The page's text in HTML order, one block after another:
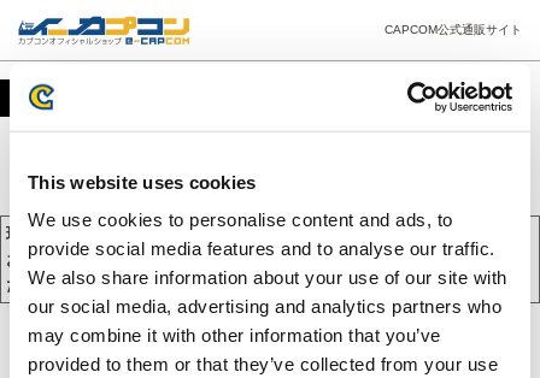
This website uses cookies
We use cookies to personalise content and ads, to
provide social media features and to analyse our traffic.
We also share information about your use of our site with
our social media, advertising and analytics partners who
may combine it with other information that you’ve
provided to them or that they’ve collected from your use
CAPCOM公式通販サイト
カート
現在、カートには商品が入っておりません。
お買い物を続けるには下の 「お買い物を続ける」 をクリックしてく
ださい。